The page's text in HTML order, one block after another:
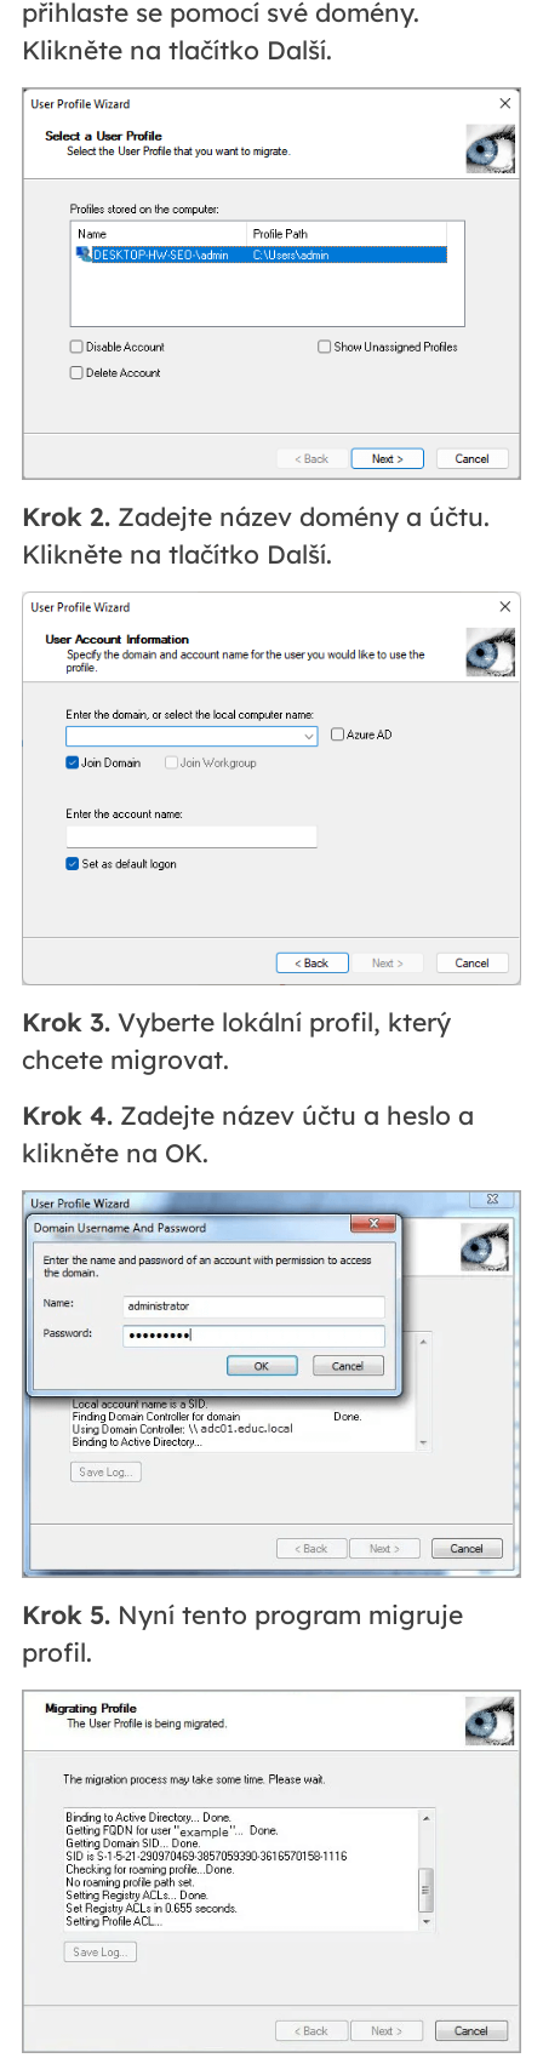
přihlaste se pomocí své domény.
Klikněte na tlačítko Další.
Krok 2.Zadejte název domény a účtu.
Klikněte na tlačítko Další.
Krok 3.Vyberte lokální profil, který
chcete migrovat.
Krok 4.Zadejte název účtu a heslo a
klikněte na OK.
Krok 5.Nyní tento program migruje
profil.